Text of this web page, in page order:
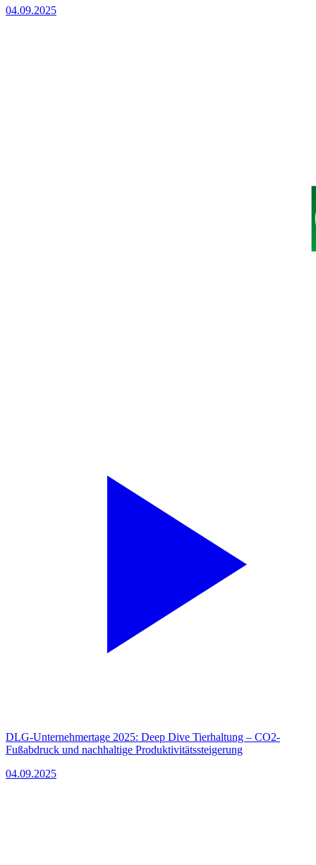
04.09.2025
DLG-Unternehmertage 2025: Deep Dive Tierhaltung – CO2-
Fußabdruck und nachhaltige Produktivitätssteigerung
04.09.2025